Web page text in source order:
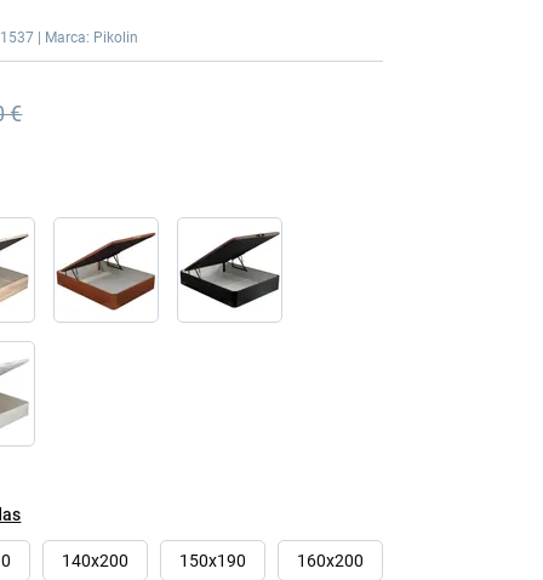
| Marca: Pikolin
923,00 €
€
140x200 150x190 160x200